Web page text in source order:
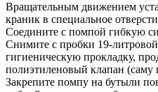
Вращательным движением
краник в специальное
Соедините с помпой гибкую
Снимите с пробки 19-
гигиеническую прокладку,
полиэтиленовый клапан
Закрепите помпу на бутыли